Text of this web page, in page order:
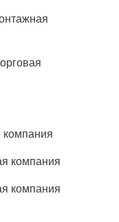
компания
компания
компания